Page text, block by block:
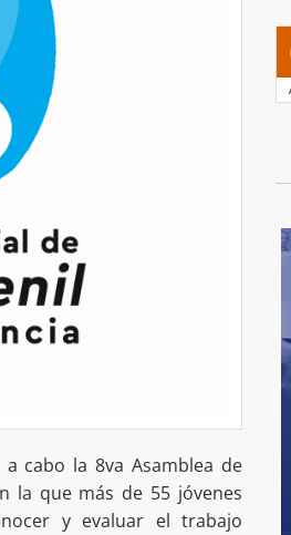
cabo la 8va Asamblea de
la que más de 55 jóvenes
y evaluar el trabajo